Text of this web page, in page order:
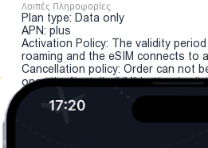
Λοιπές Πληροφορίες
Plan type: Data only
APN: plus
Activation Policy: The validity
roaming and the eSIM connects to
Cancellation policy: Order can not
once the "install eSIM" button is